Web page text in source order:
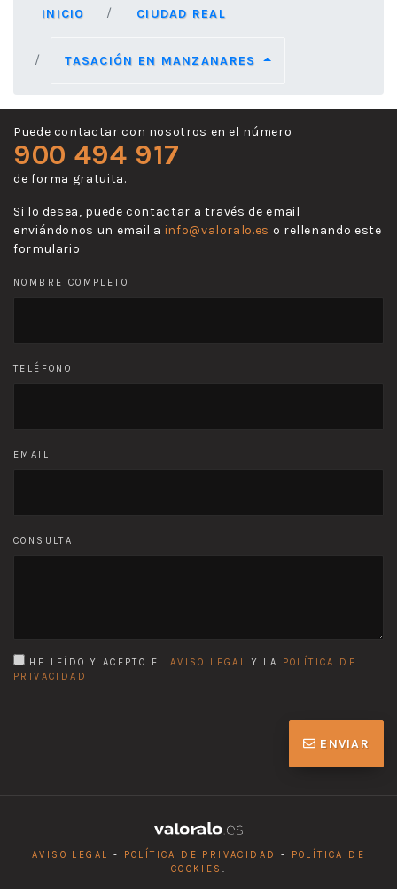
INICIO CIUDAD REAL
TASACIÓN EN MANZANARES
Puede contactar con nosotros en el número
900 494 917
de forma gratuita.
Si lo desea, puede contactar a través de email
enviándonos un email a info@valoralo.es o rellenando este
formulario
NOMBRE COMPLETO
TELÉFONO
EMAIL
CONSULTA
HE LEÍDO Y ACEPTO EL AVISO LEGAL Y LA
POLÍTICA DE
PRIVACIDAD
ENVIAR
AVISO LEGAL - POLÍTICA DE PRIVACIDAD -
POLÍTICA DE
COOKIES .